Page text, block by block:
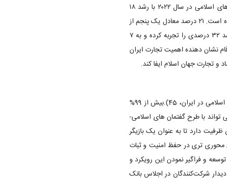
کنفرانس اسلامی در سال 1402 با 19 صدم درصد افزایش به رقم 61 میلیارد دلار رسید . صادرات ایران به کشورهای اسلامی در سال ۲۰۲۲ با رشد ۱۸
درصدی نسبت به سال قبل از آن مواجه شده و از ۶ میلیارد و ۴۶۸ میلیون دلار به ۷ میلیارد و ۶۱۱ میلیون دلار رسیده است. ۲۱ درصد معادل یک پنجم از
کل صادرات ایران در سال ۲۰۲۲ با کشورهای اسلامی بوده است.واردات ایران از جهان اسلام نیز در سال ۲۰۲۲ رشد ۳۲ درصدی را تجربه کرده و به ۷
است .این رقام نشان دهنده اهمیت تجارت ایران
و تجارت جهان اسلام ایفا کند.
ایران به عنوان کانون تمدن اسلامی-ایرانی، از نفوذ فرهنگی گسترده‌ای در جهان اسلام برخوردار است تاریخ تمدن اسلامی در ایران، 45).بیش از 99%
جمعیتی ایران می تواند با طرح گفتمان های اسلامی-
دارد تا به عنوان یک بازیگر
محوری تری در حفظ امنیت و ثبات
توسعه و فراگیر نمودن این رویکرد و
(‌بیانات در دیدار مردم شهرستان رفسنجان‌ - 18/02/1384 و بیانات در دیدار شرکت‌‌کنندگان در اجلاس بانک